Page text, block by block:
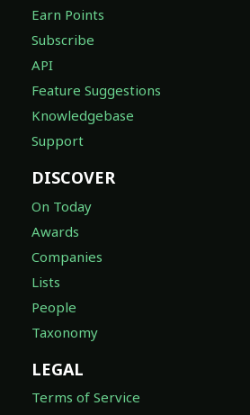
Earn Points
Subscribe
API
Feature Suggestions
Knowledgebase
Support
DISCOVER
On Today
Awards
Companies
Lists
People
Taxonomy
LEGAL
Terms of Service